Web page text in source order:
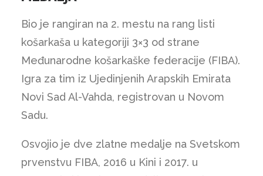
Bio je rangiran na 2. mestu na rang listi
košarkaša u kategoriji 3×3 od strane
Međunarodne košarkaške federacije (FIBA).
Igra za tim iz Ujedinjenih Arapskih Emirata
Novi Sad Al-Vahda, registrovan u Novom
Sadu.
Osvojio je dve zlatne medalje na Svetskom
prvenstvu FIBA, 2016 u Kini i 2017. u